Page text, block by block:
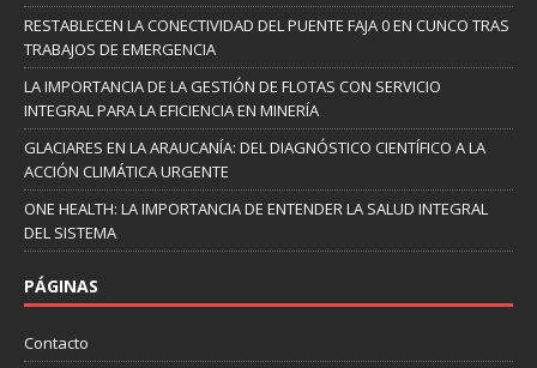
RESTABLECEN LA CONECTIVIDAD DEL PUENTE FAJA 0 EN CUNCO TRAS
TRABAJOS DE EMERGENCIA
LA IMPORTANCIA DE LA GESTIÓN DE FLOTAS CON SERVICIO
INTEGRAL PARA LA EFICIENCIA EN MINERÍA
GLACIARES EN LA ARAUCANÍA: DEL DIAGNÓSTICO CIENTÍFICO A LA
ACCIÓN CLIMÁTICA URGENTE
ONE HEALTH: LA IMPORTANCIA DE ENTENDER LA SALUD INTEGRAL
DEL SISTEMA
PÁGINAS
Contacto